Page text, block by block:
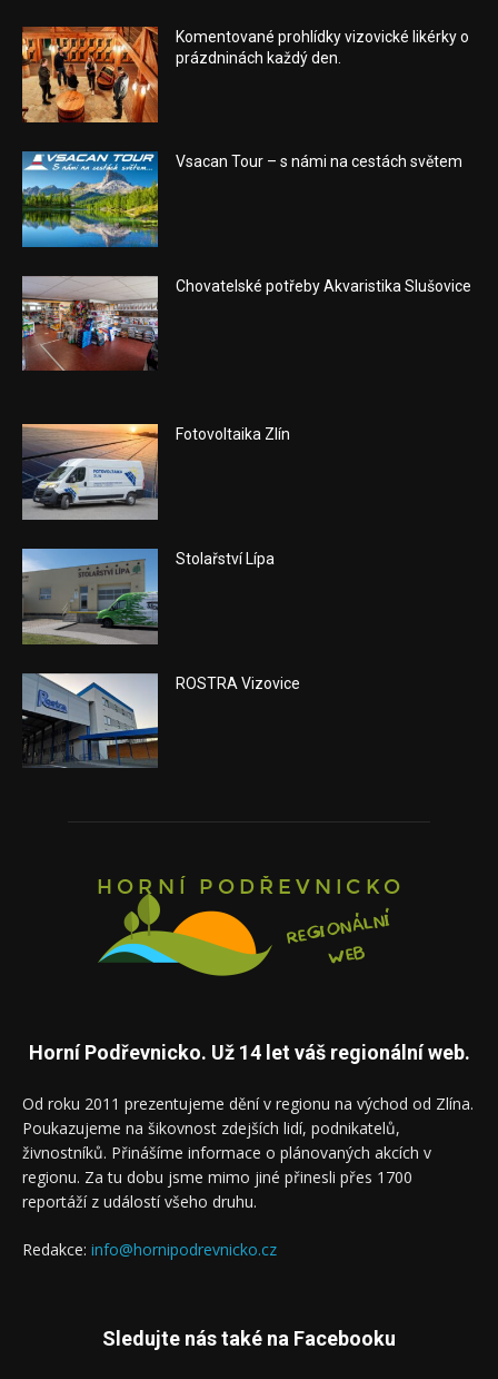
Komentované prohlídky vizovické likérky o
prázdninách každý den.
Vsacan Tour – s námi na cestách světem
Chovatelské potřeby Akvaristika Slušovice
Fotovoltaika Zlín
Stolařství Lípa
ROSTRA Vizovice
Horní Podřevnicko. Už 14 let váš regionální web.
Od roku 2011 prezentujeme dění v regionu na východ od Zlína.
Poukazujeme na šikovnost zdejších lidí, podnikatelů,
živnostníků. Přinášíme informace o plánovaných akcích v
regionu. Za tu dobu jsme mimo jiné přinesli přes 1700
reportáží z událostí všeho druhu.
Redakce: info@hornipodrevnicko.cz
Sledujte nás také na Facebooku